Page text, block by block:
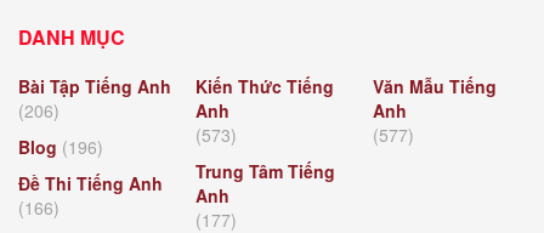
DANH MỤC
Bài Tập Tiếng Anh
(206)
Blog (196)
Đề Thi Tiếng Anh
(166)
Kiến Thức Tiếng
Anh
(573)
Trung Tâm Tiếng
Anh
(177)
Văn Mẫu Tiếng
Anh
(577)